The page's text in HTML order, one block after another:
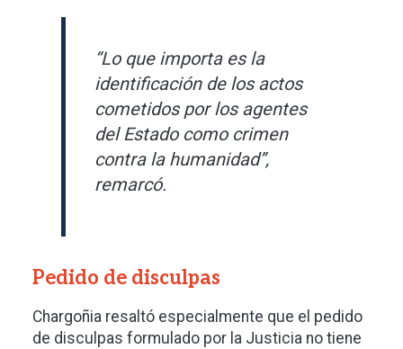
“Lo que importa es la
identificación de los actos
cometidos por los agentes
del Estado como crimen
contra la humanidad”,
remarcó.
Pedido de disculpas
Chargoñia resaltó especialmente que el pedido
de disculpas formulado por la Justicia no tiene